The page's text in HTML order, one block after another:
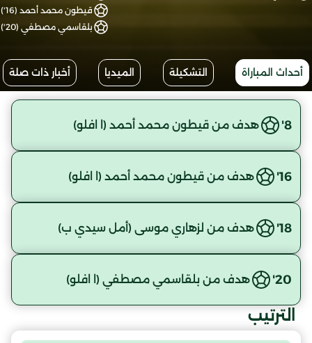
قيطون محمد أحمد (16')
بلقاسمي مصطفي (20')
أحداث المباراة التشكيلة الميديا أخبار ذات صلة
8' هدف من قيطون محمد أحمد (ا افلو)
16' هدف من قيطون محمد أحمد (ا افلو)
18' هدف من لزهاري موسى (أمل سيدي ب)
20' هدف من بلقاسمي مصطفي (ا افلو)
الترتيب